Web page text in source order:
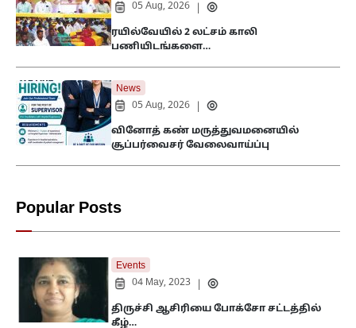
05 Aug, 2026
ரயில்வேயில் 2 லட்சம் காலி
பணியிடங்களை…
News
05 Aug, 2026
வினோத் கண் மருத்துவமனையில்
சூப்பர்வைசர் வேலைவாய்ப்பு
Popular Posts
Events
04 May, 2023
திருச்சி ஆசிரியை போக்சோ சட்டத்தில்
கீழ்…